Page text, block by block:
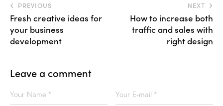
PREVIOUS
Fresh creative ideas for
your business
development
NEXT
How to increase both
traffic and sales with
right design
Leave a comment